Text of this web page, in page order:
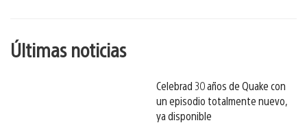
Últimas noticias
Celebrad 30 años de Quake con
un episodio totalmente nuevo,
ya disponible